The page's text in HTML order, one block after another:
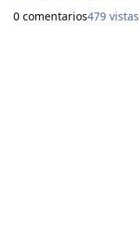
gobernador de Bolívar). Comandante, Bolívar José Franco-
0 comentarios479 vistas